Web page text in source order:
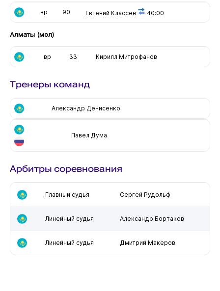
вр 90 Евгений Классен 40:00
Алматы (мол)
вр 33 Кирилл Митрофанов
Тренеры команд
Александр Денисенко
Павел Дума
Арбитры соревнования
Главный судья Сергей Рудольф
Линейный судья Александр Бортаков
Линейный судья Дмитрий Макеров